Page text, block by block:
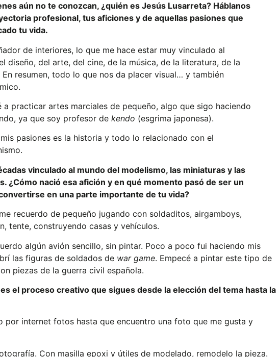
aún no te conozcan, ¿quién es Jesús Lusarreta? Háblanos
profesional, tus aficiones y de aquellas pasiones que
tu vida.
de interiores, lo que me hace estar muy vinculado al
diseño, del arte, del cine, de la música, de la literatura, de la
resumen, todo lo que nos da placer visual… y también
a practicar artes marciales de pequeño, algo que sigo haciendo
ya que soy profesor de kendo (esgrima japonesa).
pasiones es la historia y todo lo relacionado con el
vinculado al mundo del modelismo, las miniaturas y las
¿Cómo nació esa afición y en qué momento pasó de ser un
en una parte importante de tu vida?
recuerdo de pequeño jugando con soldaditos, airgamboys,
tente, construyendo casas y vehículos.
algún avión sencillo, sin pintar. Poco a poco fui haciendo mis
las figuras de soldados de war game. Empecé a pintar este tipo de
piezas de la guerra civil española.
el proceso creativo que sigues desde la elección del tema hasta la
internet fotos hasta que encuentro una foto que me gusta y
Con masilla epoxi y útiles de modelado, remodelo la pieza.